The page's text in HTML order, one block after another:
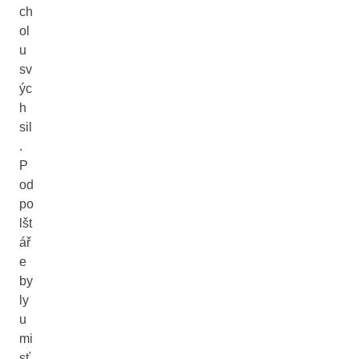
ch
ol
u
sv
ýc
h
sil
.
P
od
po
lšt
ář
e
by
ly
u
mi